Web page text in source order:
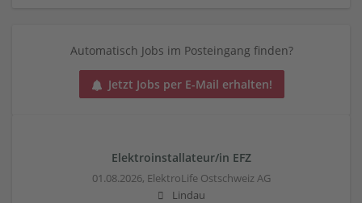
Automatisch Jobs im Posteingang finden?
Jetzt Jobs per E-Mail erhalten!
Elektroinstallateur/in EFZ
01.08.2026, ElektroLife Ostschweiz AG
Lindau